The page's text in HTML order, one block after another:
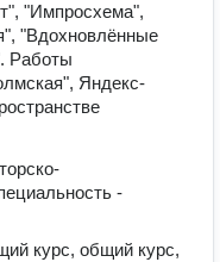
"Импросхема",
"Вдохновлённые
Работы
Яндекс-
-
курс, общий курс,